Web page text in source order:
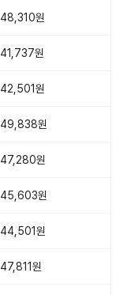
48,310원
41,737원
42,501원
49,838원
47,280원
45,603원
44,501원
47,811원